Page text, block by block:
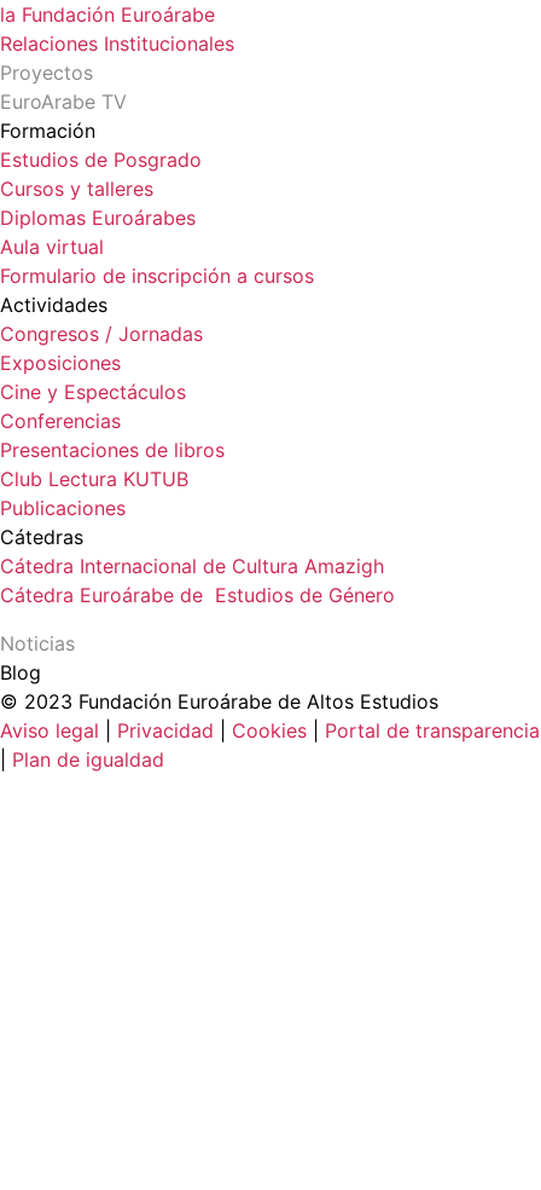
la Fundación Euroárabe
Relaciones Institucionales
Proyectos
EuroArabe TV
Formación
Estudios de Posgrado
Cursos y talleres
Diplomas Euroárabes
Aula virtual
Formulario de inscripción a cursos
Actividades
Congresos / Jornadas
Exposiciones
Cine y Espectáculos
Conferencias
Presentaciones de libros
Club Lectura KUTUB
Publicaciones
Cátedras
Cátedra Internacional de Cultura Amazigh
Cátedra Euroárabe de Estudios de Género
Noticias
Blog
© 2023 Fundación Euroárabe de Altos Estudios
Aviso legal
Privacidad Cookies
Portal de transparencia
Plan de igualdad